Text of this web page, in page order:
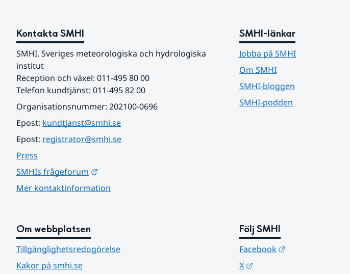
Kontakta SMHI
SMHI, Sveriges meteorologiska och hydrologiska
institut
Reception och växel: 011-495 80 00
Telefon kundtjänst: 011-495 82 00
Organisationsnummer: 202100-0696
Epost: kundtjanst@smhi.se
Epost: registrator@smhi.se
Press
SMHIs frågeforum
Mer kontaktinformation
SMHI-länkar
Jobba på SMHI
Om SMHI
SMHI-bloggen
SMHI-podden
Om webbplatsen
Tillgänglighetsredogörelse
Kakor på smhi.se
Följ SMHI
Facebook
X